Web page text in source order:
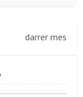
darrer mes